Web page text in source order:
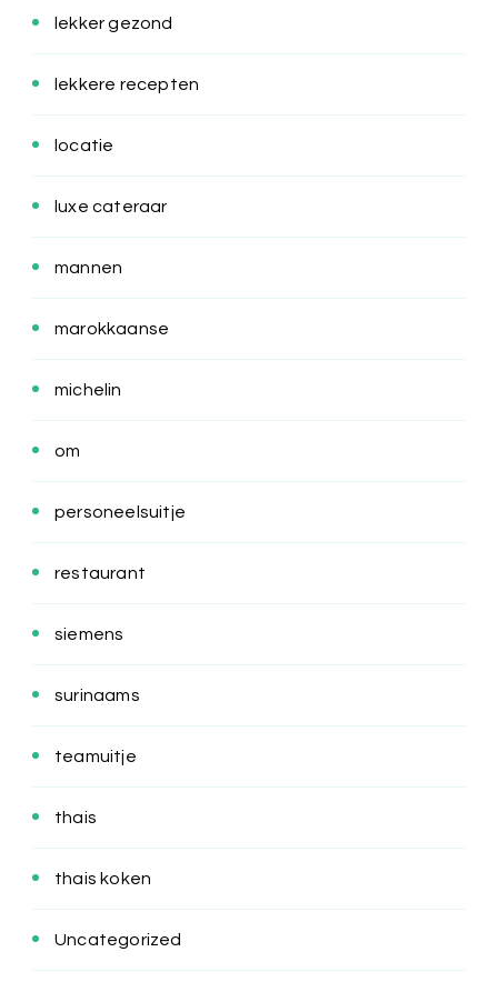
lekker gezond
lekkere recepten
locatie
luxe cateraar
mannen
marokkaanse
michelin
om
personeelsuitje
restaurant
siemens
surinaams
teamuitje
thais
thais koken
Uncategorized